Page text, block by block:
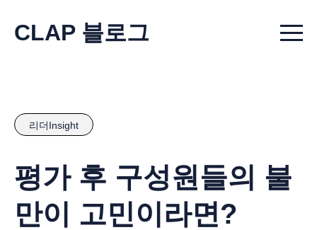
CLAP 블로그 Menu
리더Insight
평가 후 구성원들의 불
만이 고민이라면?